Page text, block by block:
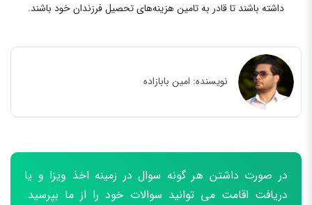
داشته باشند تا قادر به تامین هزینه‌های تحصیل فرزندان خود باشند.
نویسنده: امین بابازاده
در صورت داشتن هر گونه سوال در زمینه اخذ ویزا و یا
دریافت اقامت می توانید سوالات خود را از ما بپرسید.